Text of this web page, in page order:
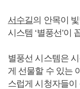
서수길의 안목이
시스템 ‘별풍선’이
별풍선 시스템은
게 선물할 수 있는
스럽게 시청자들이